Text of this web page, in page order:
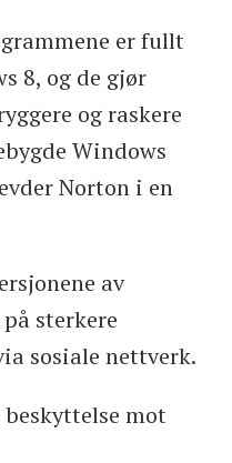
er fullt
8, og de gjør
og raskere
Windows
Norton i en
av
sterkere
sosiale nettverk.
mot